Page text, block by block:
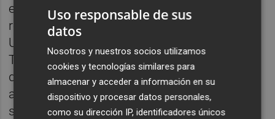
envases de vidrio, frente a los 20.148 kilos
registrados en 2025. El concejal de
Urbanismo y Servicios Públicos, Sergio
Toledo, ha puesto en valor “el compromiso
de la colla Sense Blau y del conjunto de
agrupaciones festivas con el reciclaje y la
sostenibilidad durante las fiestas de la
Uso responsable de sus
datos
Nosotros y nuestros socios utilizamos
cookies y tecnologías similares para
almacenar y acceder a información en su
dispositivo y procesar datos personales,
como su dirección IP, identificadores únicos